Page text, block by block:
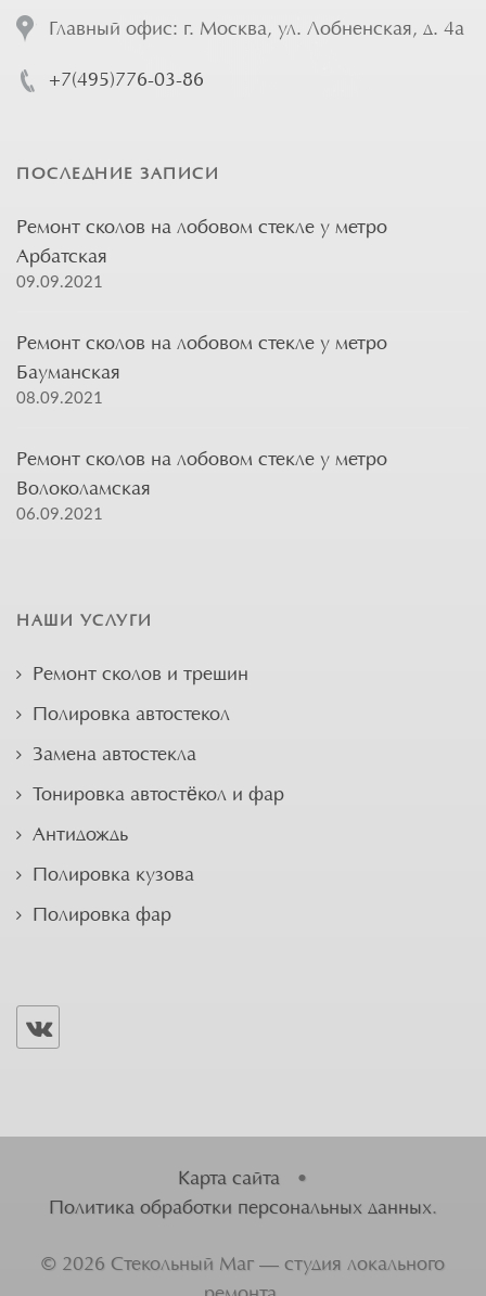
Главный офис: г. Москва, ул. Лобненская, д. 4а
+7(495)776-03-86
ПОСЛЕДНИЕ ЗАПИСИ
Ремонт сколов на лобовом стекле у метро
Арбатская
09.09.2021
Ремонт сколов на лобовом стекле у метро
Бауманская
08.09.2021
Ремонт сколов на лобовом стекле у метро
Волоколамская
06.09.2021
НАШИ УСЛУГИ
Ремонт сколов и трещин
Полировка автостекол
Замена автостекла
Тонировка автостёкол и фар
Антидождь
Полировка кузова
Полировка фар
Карта сайта
•
Политика обработки персональных данных.
© 2026 Стекольный Маг — студия локального